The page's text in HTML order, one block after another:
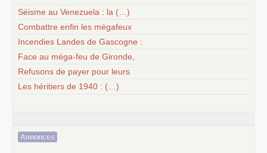
Séisme au Venezuela : la (…)
Combattre enfin les mégafeux
Incendies Landes de Gascogne :
Face au méga-feu de Gironde,
Refusons de payer pour leurs
Les héritiers de 1940 : (…)
Annonces